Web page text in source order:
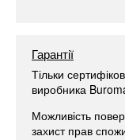
Гарантії
Тільки
виробника
Можливість
захист прав